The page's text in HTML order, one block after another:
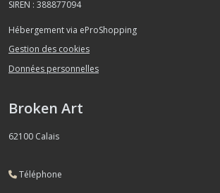
SIREN : 388877094
Hébergement via eProShopping
Gestion des cookies
Données personnelles
Broken Art
62100 Calais
Téléphone